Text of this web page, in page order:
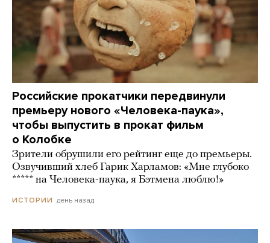
Российские прокатчики передвинули
премьеру нового «Человека-паука»,
чтобы выпустить в прокат фильм
о Колобке
Зрители обрушили его рейтинг еще до премьеры.
Озвучивший хлеб Гарик Харламов: «Мне глубоко
***** на Человека-паука, я Бэтмена люблю!»
ИСТОРИИ день назад